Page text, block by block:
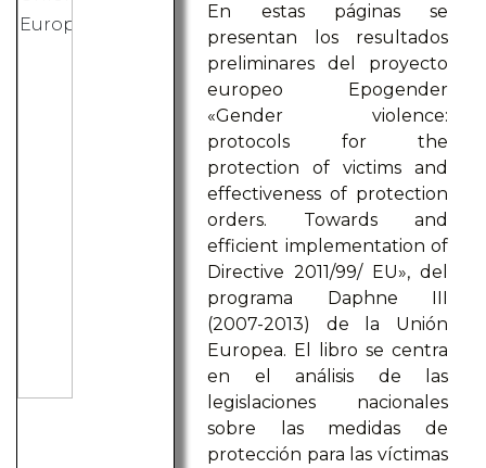
En estas páginas se
presentan los resultados
preliminares del proyecto
europeo Epogender
«Gender violence:
protocols for the
protection of victims and
effectiveness of protection
orders. Towards and
efficient implementation of
Directive 2011/99/ EU», del
programa Daphne III
(2007-2013) de la Unión
Europea. El libro se centra
en el análisis de las
legislaciones nacionales
sobre las medidas de
protección para las víctimas